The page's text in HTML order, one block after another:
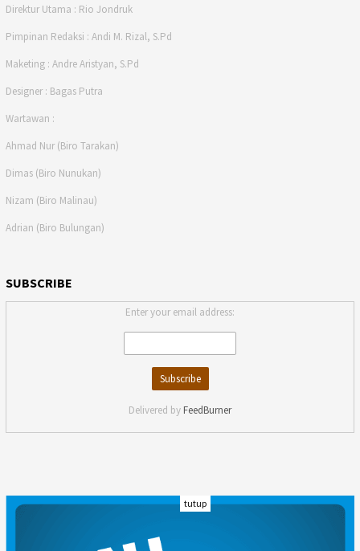
Direktur Utama : Rio Jondruk
Pimpinan Redaksi : Andi M. Rizal, S.Pd
Maketing : Andre Aristyan, S.Pd
Designer : Bagas Putra
Wartawan :
Ahmad Nur (Biro Tarakan)
Dimas (Biro Nunukan)
Nizam (Biro Malinau)
Adrian (Biro Bulungan)
SUBSCRIBE
Enter your email address:
Delivered by FeedBurner
INDEKS
tutup